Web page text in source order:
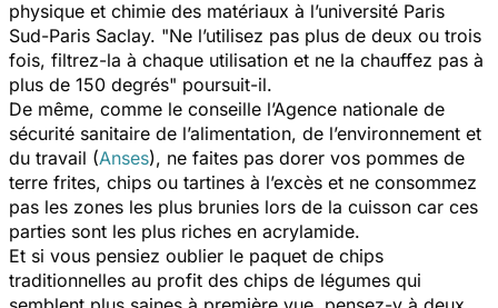
physique et chimie des matériaux à l’université Paris
Sud-Paris Saclay. "Ne l’utilisez pas plus de deux ou trois
fois, filtrez-la à chaque utilisation et ne la chauffez pas à
plus de 150 degrés" poursuit-il.
De même, comme le conseille l’Agence nationale de
sécurité sanitaire de l’alimentation, de l’environnement et
du travail (Anses), ne faites pas dorer vos pommes de
terre frites, chips ou tartines à l’excès et ne consommez
pas les zones les plus brunies lors de la cuisson car ces
parties sont les plus riches en acrylamide.
Et si vous pensiez oublier le paquet de chips
traditionnelles au profit des chips de légumes qui